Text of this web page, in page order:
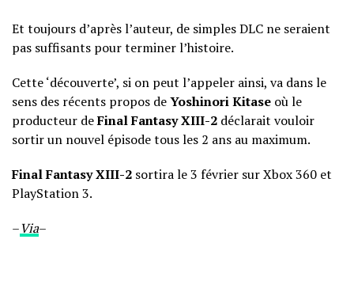
Et toujours d’après l’auteur, de simples DLC ne seraient
pas suffisants pour terminer l’histoire.
Cette ‘découverte’, si on peut l’appeler ainsi, va dans le
sens des récents propos deYoshinori Kitase où le
producteur deFinalFantasy XIII-2 déclarait vouloir
sortir un nouvel épisode tous les 2 ans au maximum.
Final Fantasy XIII-2 sortira le 3 février sur Xbox 360 et
PlayStation 3.
–Via–